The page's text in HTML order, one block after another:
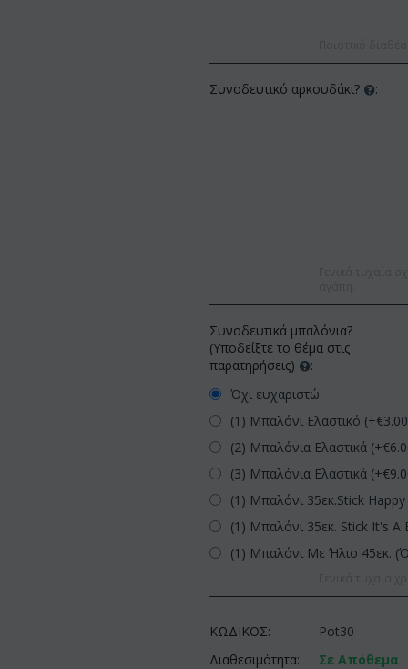
Συνοδευτικό αρκουδάκι? :
Συνοδευτικά μπαλόνια?
(Υποδείξτε το θέμα στις
παρατηρήσεις)
:
Όχι ευχαριστώ
(1) Μπαλόνι Ελαστικό (+€3.00
(2) Μπαλόνια Ελαστικά (+€
(3) Μπαλόνια Ελαστικά (+€
(1) Μπαλόνι 35εκ.Stick
(1) Μπαλόνι 35εκ. Stick It's A
(1) Μπαλόνι Με Ήλιο 45εκ.
ΚΩΔΙΚΟΣ:
Pot30
Διαθεσιμότητα:
Σε Απόθεμα